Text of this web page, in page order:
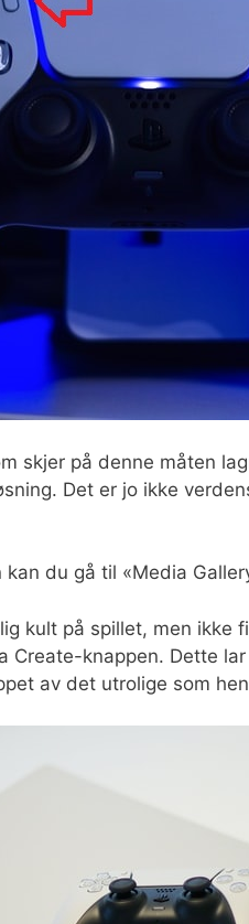
skjer på denne måten
Det er jo ikke
du gå til «Media
kult på spillet, men ikke
Create-knappen. Dette
av det utrolige som